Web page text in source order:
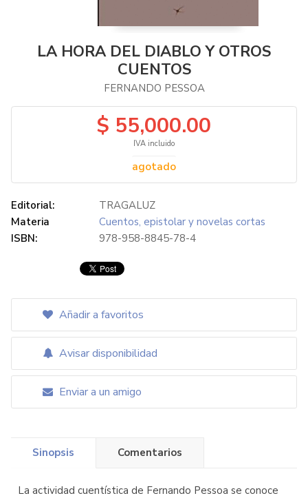
LA HORA DEL DIABLO Y OTROS
CUENTOS
FERNANDO PESSOA
$ 55,000.00
IVA incluido
agotado
Editorial:
TRAGALUZ
Materia
Cuentos, epistolar y novelas cortas
ISBN:
978-958-8845-78-4
Añadir a favoritos
Avisar disponibilidad
Enviar a un amigo
Sinopsis Comentarios
La actividad cuentística de Fernando Pessoa se conoce